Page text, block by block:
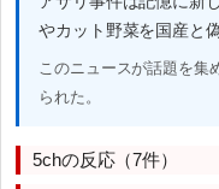
やカット野菜を国産と
このニュースが話題を集
られた。
5chの反応（7件）